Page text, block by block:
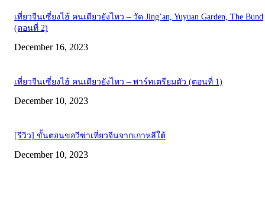
เที่ยวจีนเซี่ยงไฮ้ คนเดียวยังไหว – วัด Jing’an, Yuyuan Garden, The Bund
(ตอนที่ 2)
December 16, 2023
เที่ยวจีนเซี่ยงไฮ้ คนเดียวยังไหว – พาร์ทเตรียมตัว (ตอนที่ 1)
December 10, 2023
[รีวิว] ขั้นตอนขอวีซ่าเที่ยวจีนจากเกาหลีใต้
December 10, 2023